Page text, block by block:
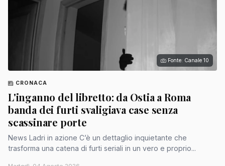
Fonte: Canale 10
CRONACA
L'inganno del libretto: da Ostia a Roma
banda dei furti svaligiava case senza
scassinare porte
News Ladri in azione C’è un dettaglio inquietante che
trasforma una catena di furti seriali in un vero e proprio...